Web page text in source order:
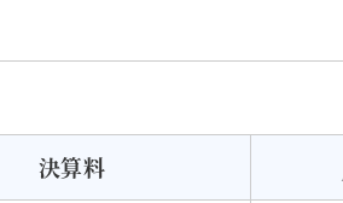
決算料